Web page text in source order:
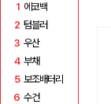
1 에코백
2 텀블러
3 우산
4 부채
5 보조배터리
6 수건